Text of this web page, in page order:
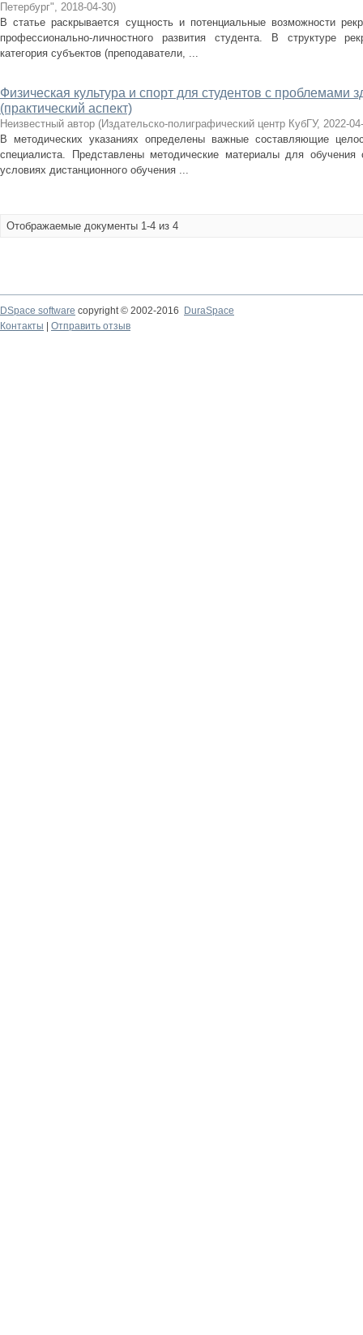
Петербург", 2018-04-30)
В статье раскрывается сущность и потенциальные возможности
профессионально-личностного развития студента. В структуре
категория субъектов (преподаватели, ...
Физическая культура и спорт для студентов с проблемами
(практический аспект)
Неизвестный автор (Издательско-полиграфический центр КубГУ, 2022-
В методических указаниях определены важные составляющие
специалиста. Представлены методические материалы для обучения
условиях дистанционного обучения ...
Отображаемые документы 1-4 из 4
DSpace software copyright © 2002-2016
DuraSpace
Контакты
Отправить отзыв